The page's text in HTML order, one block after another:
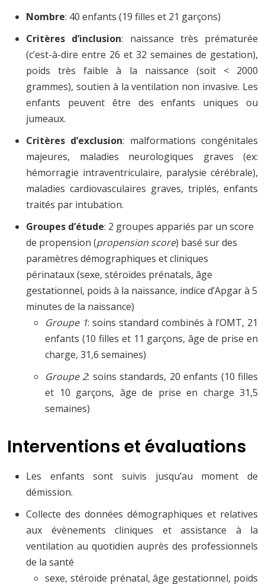
Nombre: 40 enfants (19 filles et 21 garçons)
Critères d’inclusion: naissance très prématurée
(c’est-à-dire entre 26 et 32 semaines de gestation),
poids très faible à la naissance (soit < 2000
grammes), soutien à la ventilation non invasive. Les
enfants peuvent être des enfants uniques ou
jumeaux.
Critères d’exclusion: malformations congénitales
majeures, maladies neurologiques graves (ex:
hémorragie intraventriculaire, paralysie cérébrale),
maladies cardiovasculaires graves, triplés, enfants
traités par intubation.
Groupes d’étude: 2 groupes appariés par un score
de propension (propension score) basé sur des
paramètres démographiques et cliniques
périnataux (sexe, stéroïdes prénatals, âge
gestationnel, poids à la naissance, indice d’Apgar à 5
minutes de la naissance)
Groupe 1: soins standard combinés à l’OMT, 21
enfants (10 filles et 11 garçons, âge de prise en
charge, 31,6 semaines)
Groupe 2: soins standards, 20 enfants (10 filles
et 10 garçons, âge de prise en charge 31,5
semaines)
Interventions et évaluations
Les enfants sont suivis jusqu’au moment de
démission.
Collecte des données démographiques et relatives
aux évènements cliniques et assistance à la
ventilation au quotidien auprès des professionnels
de la santé
sexe, stéroïde prénatal, âge gestationnel, poids